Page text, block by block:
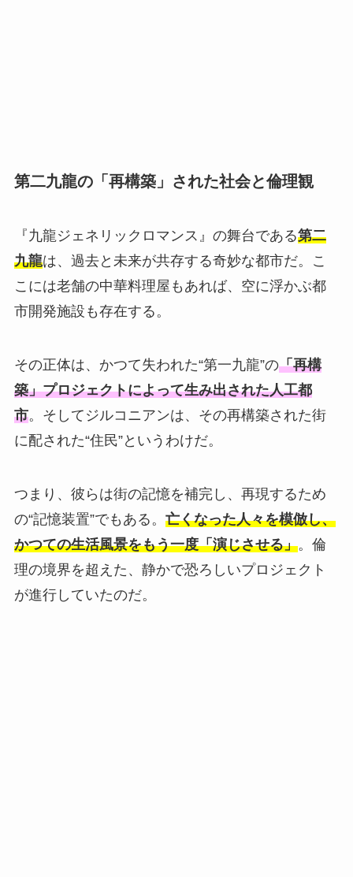
第二九龍の「再構築」された社会と倫理観
『九龍ジェネリックロマンス』の舞台である第二
九龍は、過去と未来が共存する奇妙な都市だ。こ
こには老舗の中華料理屋もあれば、空に浮かぶ都
市開発施設も存在する。
その正体は、かつて失われた“第一九龍”の「再構
築」プロジェクトによって生み出された人工都
市。そしてジルコニアンは、その再構築された街
に配された“住民”というわけだ。
つまり、彼らは街の記憶を補完し、再現するため
の“記憶装置”でもある。 亡くなった人々を模倣し、
かつての生活風景をもう一度「演じさせる」。倫
理の境界を超えた、静かで恐ろしいプロジェクト
が進行していたのだ。